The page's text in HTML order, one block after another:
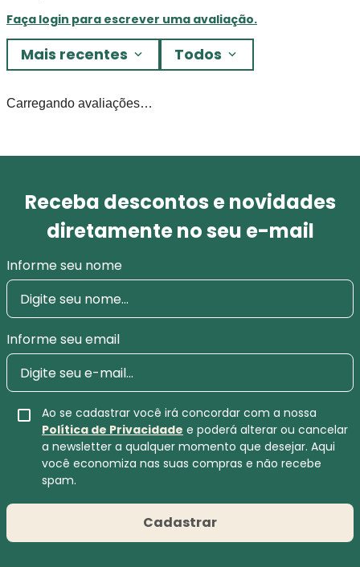
Faça login para escrever uma avaliação.
Mais recentes Todos
Carregando avaliações…
Receba descontos e novidades
diretamente no seu e-mail
Informe seu nome
Informe seu email
Ao se cadastrar você irá concordar com a nossa
Política de Privacidade e poderá alterar ou cancelar
a newsletter a qualquer momento que desejar. Aqui
você economiza nas suas compras e não recebe
spam.
Cadastrar